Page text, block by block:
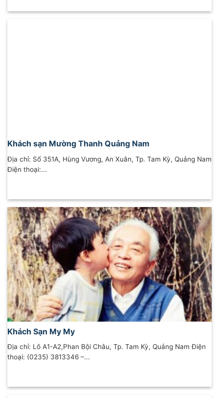
Khách sạn Mường Thanh Quảng Nam
Địa chỉ: Số 351A, Hùng Vương, An Xuân, Tp. Tam Kỳ, Quảng Nam
Điện thoại:...
Khách Sạn My My
Địa chỉ: Lô A1-A2,Phan Bội Châu, Tp. Tam Kỳ, Quảng Nam Điện
thoại: (0235) 3813346 –...